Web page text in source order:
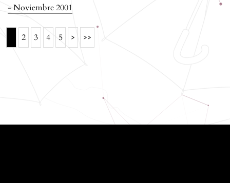
- Noviembre 2001
2 3 4 5 > >>